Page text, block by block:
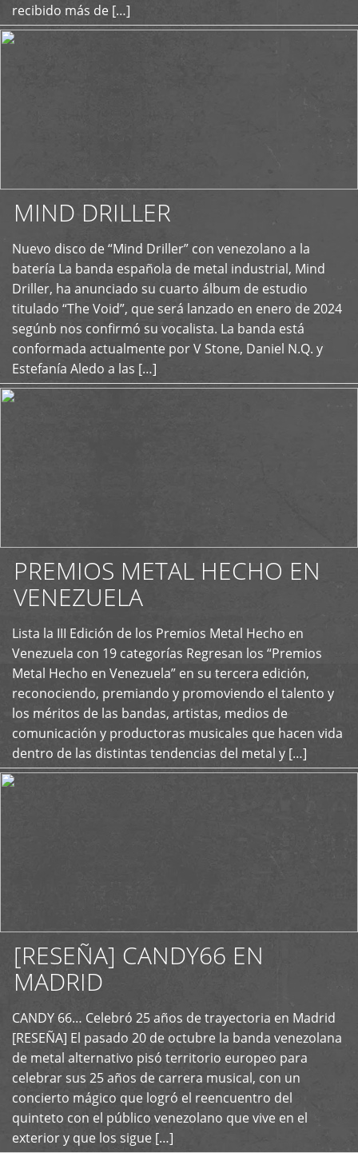
recibido más de […]
MIND DRILLER
Nuevo disco de “Mind Driller” con venezolano a la
batería La banda española de metal industrial, Mind
Driller, ha anunciado su cuarto álbum de estudio
titulado “The Void”, que será lanzado en enero de 2024
segúnb nos confirmó su vocalista. La banda está
conformada actualmente por V Stone, Daniel N.Q. y
Estefanía Aledo a las […]
+
PREMIOS METAL HECHO EN
VENEZUELA
Lista la III Edición de los Premios Metal Hecho en
Venezuela con 19 categorías Regresan los “Premios
Metal Hecho en Venezuela” en su tercera edición,
reconociendo, premiando y promoviendo el talento y
los méritos de las bandas, artistas, medios de
comunicación y productoras musicales que hacen vida
dentro de las distintas tendencias del metal y […]
+
[RESEÑA] CANDY66 EN
MADRID
CANDY 66… Celebró 25 años de trayectoria en Madrid
[RESEÑA] El pasado 20 de octubre la banda venezolana
de metal alternativo pisó territorio europeo para
celebrar sus 25 años de carrera musical, con un
concierto mágico que logró el reencuentro del
quinteto con el público venezolano que vive en el
exterior y que los sigue […]
+